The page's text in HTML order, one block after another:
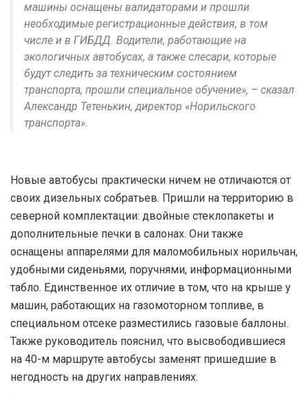
машины оснащены валидаторами и прошли
необходимые регистрационные действия, в том
числе и в ГИБДД. Водители, работающие на
экологичных автобусах, а также слесари, которые
будут следить за техническим состоянием
транспорта, прошли специальное обучение», – сказал
Александр Тетенькин, директор «Норильского
транспорта».
Новые автобусы практически ничем не отличаются от
своих дизельных собратьев. Пришли на территорию в
северной комплектации: двойные стеклопакеты и
дополнительные печки в салонах. Они также
оснащены аппарелями для маломобильных норильчан,
удобными сиденьями, поручнями, информационными
табло. Единственное их отличие в том, что на крыше у
машин, работающих на газомоторном топливе, в
специальном отсеке разместились газовые баллоны.
Также руководитель пояснил, что высвободившиеся
на 40-м маршруте автобусы заменят пришедшие в
негодность на других направлениях.